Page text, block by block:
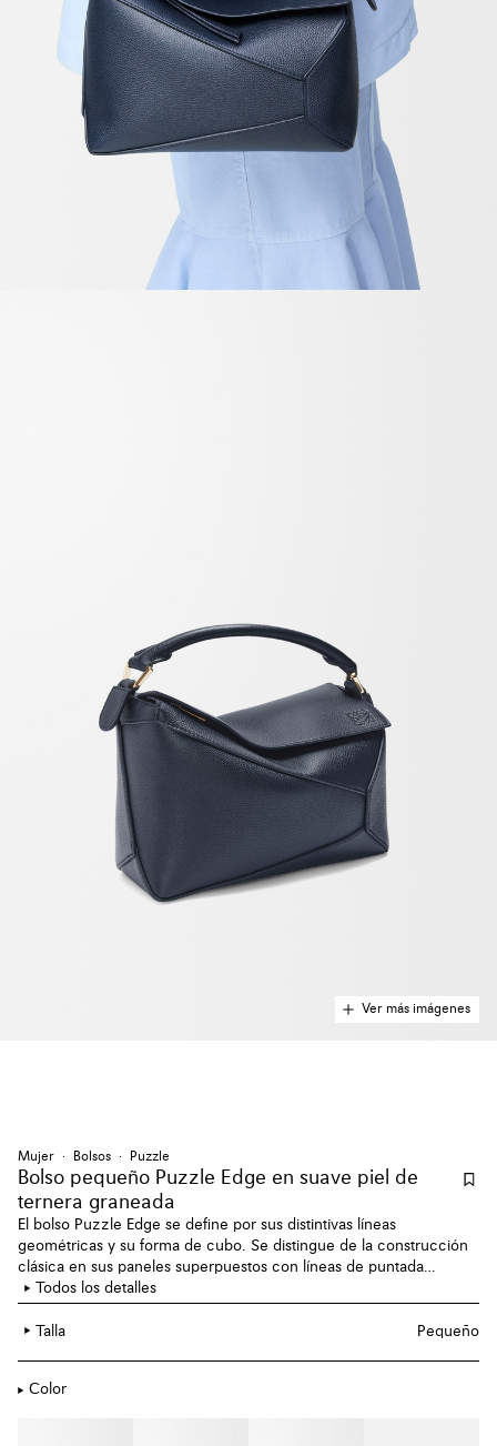
Ver más imágenes
Mujer Bolsos Puzzle
Bolso pequeño Puzzle Edge en suave piel de
ternera graneada
El bolso Puzzle Edge se define por sus distintivas líneas
geométricas y su forma de cubo. Se distingue de la construcción
clásica en sus paneles superpuestos con líneas de puntada
sencilla. La versión pequeña está confeccionada en suave piel de
ternera graneada.
Todos los detalles
Talla Pequeño
Color